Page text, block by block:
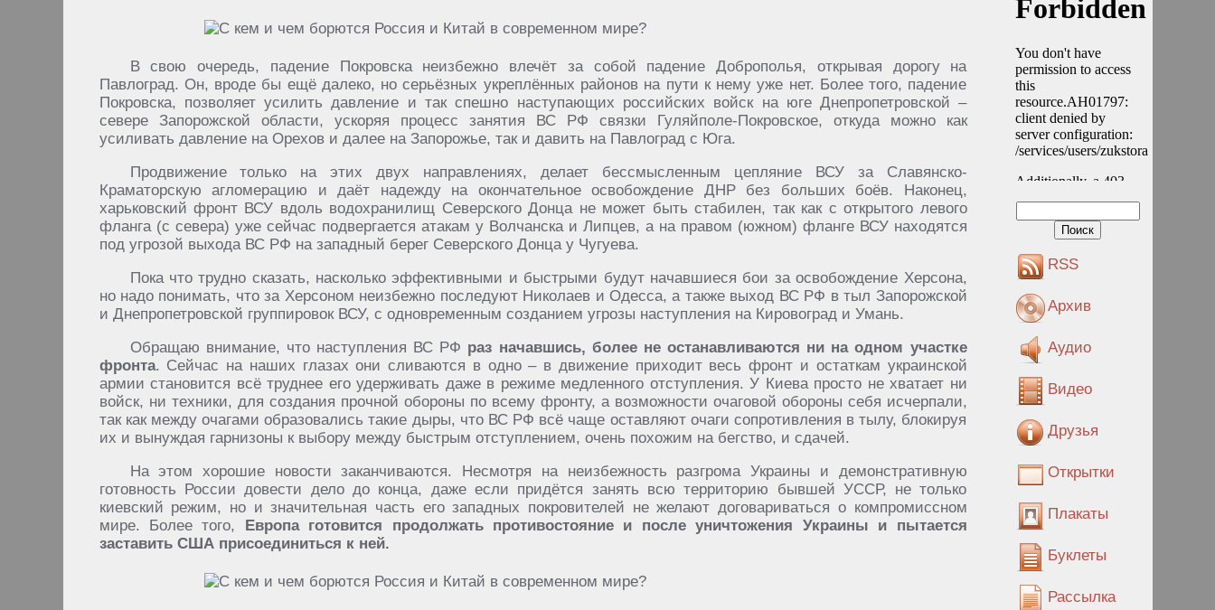
В свою очередь, падение Покровска неизбежно влечёт за собой падение Доброполья, открывая дорогу на
Павлоград. Он, вроде бы ещё далеко, но серьёзных укреплённых районов на пути к нему уже нет. Более того, падение
Покровска, позволяет усилить давление и так спешно наступающих российских войск на юге Днепропетровской –
севере Запорожской области, ускоряя процесс занятия ВС РФ связки Гуляйполе-Покровское, откуда можно как
усиливать давление на Орехов и далее на Запорожье, так и давить на Павлоград с Юга.
Продвижение только на этих двух направлениях, делает бессмысленным цепляние ВСУ за Славянско-
Краматорскую агломерацию и даёт надежду на окончательное освобождение ДНР без больших боёв. Наконец,
харьковский фронт ВСУ вдоль водохранилищ Северского Донца не может быть стабилен, так как с открытого левого
фланга (с севера) уже сейчас подвергается атакам у Волчанска и Липцев, а на правом (южном) фланге ВСУ находятся
под угрозой выхода ВС РФ на западный берег Северского Донца у Чугуева.
Пока что трудно сказать, насколько эффективными и быстрыми будут начавшиеся бои за освобождение Херсона,
но надо понимать, что за Херсоном неизбежно последуют Николаев и Одесса, а также выход ВС РФ в тыл Запорожской
и Днепропетровской группировок ВСУ, с одновременным созданием угрозы наступления на Кировоград и Умань.
Обращаю внимание, что наступления ВС РФ раз начавшись, более не останавливаются ни на одном участке
фронта. Сейчас на наших глазах они сливаются в одно – в движение приходит весь фронт и остаткам украинской
армии становится всё труднее его удерживать даже в режиме медленного отступления. У Киева просто не хватает ни
войск, ни техники, для создания прочной обороны по всему фронту, а возможности очаговой обороны себя исчерпали,
так как между очагами образовались такие дыры, что ВС РФ всё чаще оставляют очаги сопротивления в тылу, блокируя
их и вынуждая гарнизоны к выбору между быстрым отступлением, очень похожим на бегство, и сдачей.
На этом хорошие новости заканчиваются. Несмотря на неизбежность разгрома Украины и демонстративную
готовность России довести дело до конца, даже если придётся занять всю территорию бывшей УССР, не только
киевский режим, но и значительная часть его западных покровителей не желают договариваться о компромиссном
мире. Более того, Европа готовится продолжать противостояние и после уничтожения Украины и пытается
заставить США присоединиться к ней.
RSS
Архив
Аудио
Видео
Друзья
Открытки
Плакаты
Буклеты
Рассылка